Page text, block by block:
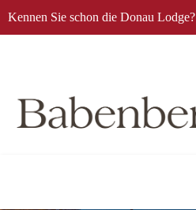
Kennen Sie schon die Donau Lodge?